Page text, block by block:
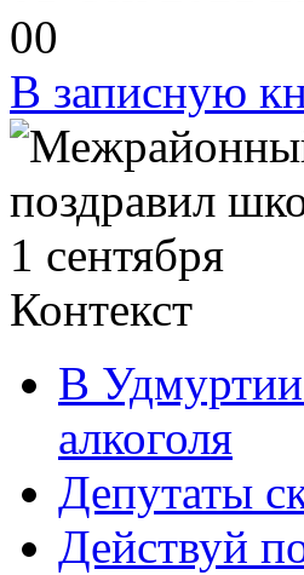
00
В записную
Контекст
В Удмуртии
алкоголя
Депутаты
Действуй